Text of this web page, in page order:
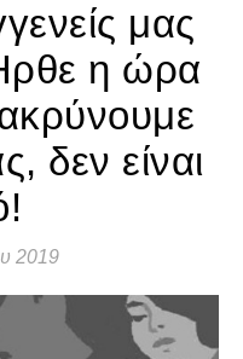
μας
Ήρθε η ώρα
δεν είναι
2019